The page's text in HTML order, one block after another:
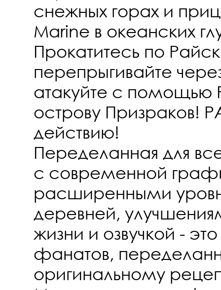
снежных горах и
Marine в океанских
Прокатитесь по
перепрыгивайте
атакуйте с помощью
острову Призраков!
действию!
Переделанная для
с современной
расширенными
деревней,
жизни и озвучкой -
фанатов,
оригинальному